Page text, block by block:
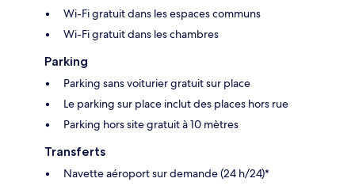
Wi-Fi gratuit dans les espaces communs
Wi-Fi gratuit dans les chambres
Parking
Parking sans voiturier gratuit sur place
Le parking sur place inclut des places hors rue
Parking hors site gratuit à 10 mètres
Transferts
Navette aéroport sur demande (24 h/24)*